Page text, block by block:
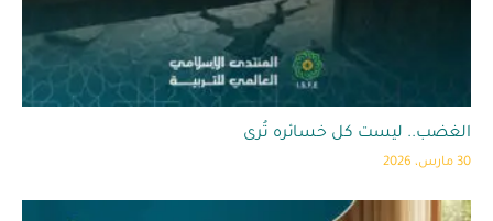
الغضب.. ليست كل خسائره تُرى
30 مارس، 2026